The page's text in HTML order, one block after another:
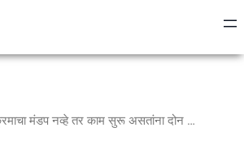
शासन आपल्या दारी’ कार्यक्रमाचा मंडप नव्हे तर काम सुरू असतांना दोन फ्रेम निसटल्या- सार्वजनिक बांधकाम विभागाचे स्पष्टीकरण